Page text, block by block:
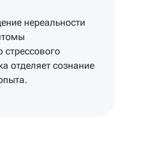
нереальности
стрессового
отделяет сознание